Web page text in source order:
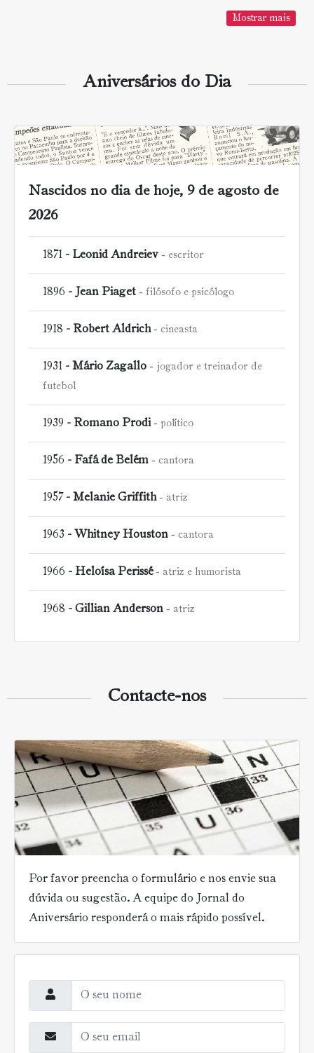
Mostrar mais
Aniversários do Dia
Nascidos no dia de hoje, 9 de agosto de
2026
1871 - Leonid Andreiev escritor
1896 - Jean Piaget filósofo e psicólogo
1918 - Robert Aldrich cineasta
1931 - Mário Zagallo
jogador e treinador de
futebol
1939 - Romano Prodi político
1956 - Fafá de Belém cantora
1957 - Melanie Griffith atriz
1963 - Whitney Houston cantora
1966 - Heloísa Perissé atriz e humorista
1968 - Gillian Anderson atriz
Contacte-nos
Por favor preencha o formulário e nos envie sua
dúvida ou sugestão. A equipe do Jornal do
Aniversário responderá o mais rápido possível.